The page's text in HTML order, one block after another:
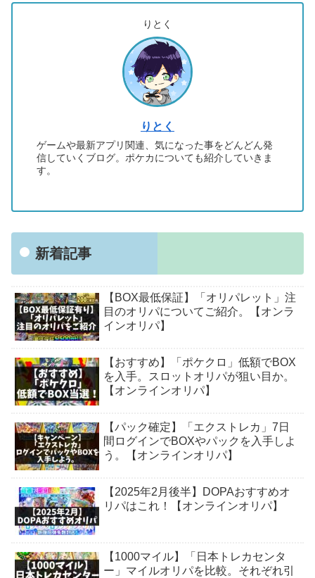
りとく
りとく
ゲームや最新アプリ関連、気になった事をどんどん発
信していくブログ。ポケカについても紹介していきま
す。
新着記事
【BOX最低保証】「オリパレット」注
目のオリパについてご紹介。【オンラ
インオリパ】
【おすすめ】「ポケクロ」低額でBOX
を入手。スロットオリパが狙い目か。
【オンラインオリパ】
【パック確定】「エクストレカ」7日
間ログインでBOXやパックを入手しよ
う。【オンラインオリパ】
【2025年2月後半】DOPAおすすめオ
リパはこれ！【オンラインオリパ】
【1000マイル】「日本トレカセンタ
ー」マイルオリパを比較。それぞれ引